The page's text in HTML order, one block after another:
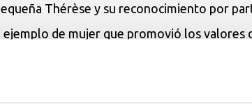
Thérèse y su reconocimiento por
de mujer que promovió los valores
. Este espacio quiere construir la memoria